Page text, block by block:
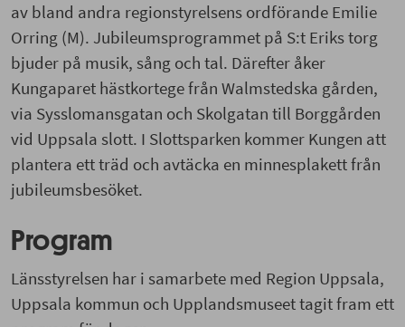
av bland andra regionstyrelsens ordförande Emilie
Orring (M). Jubileumsprogrammet på S:t Eriks torg
bjuder på musik, sång och tal. Därefter åker
Kungaparet hästkortege från Walmstedska gården,
via Sysslomansgatan och Skolgatan till Borggården
vid Uppsala slott. I Slottsparken kommer Kungen att
plantera ett träd och avtäcka en minnesplakett från
jubileumsbesöket.
Program
Länsstyrelsen har i samarbete med Region Uppsala,
Uppsala kommun och Upplandsmuseet tagit fram ett